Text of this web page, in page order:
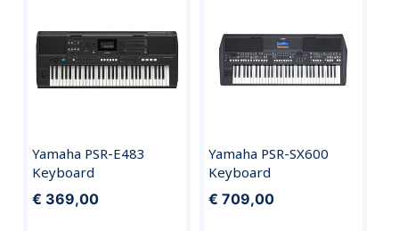
Yamaha PSR-E483
Keyboard
€ 369,00
Yamaha PSR-SX600
Keyboard
€ 709,00